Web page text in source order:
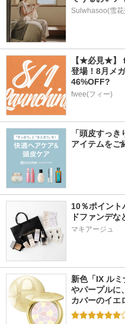
Sulwhasoo(雪
【★必見★】
登場！8月メ
46%OFF?
fwee(フィー)
「頭皮すっ
アイテムをご
10％ポイント
ドファンデ
マキアージュ
新色「IX ル
やパープルに
カバーのイ